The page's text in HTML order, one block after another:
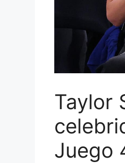
Taylor
Juego